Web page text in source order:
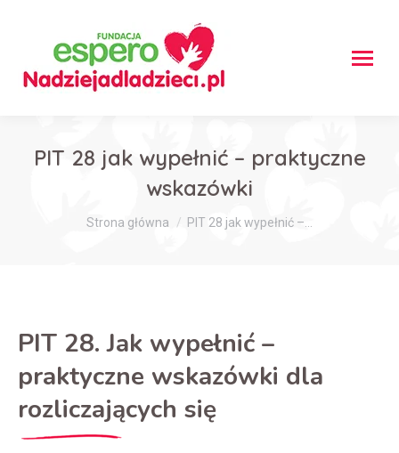
PIT 28 jak wypełnić – praktyczne
wskazówki
Jesteś tutaj:
Strona główna PIT 28 jak wypełnić –…
PIT 28. Jak wypełnić –
praktyczne wskazówki dla
rozliczających się